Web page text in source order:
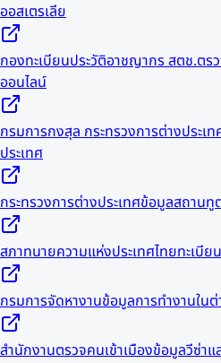
ออสเตรเลีย
กองทะเบียนประวัติอาชญากร สตช.ตร
ออนไลน์
กรมการกงสุล กระทรวงการต่างประเท
ประเทศ
กระทรวงการต่างประเทศข้อมูลสถานทู
สภาทนายความแห่งประเทศไทยทะเบีย
กรมการจัดหางานข้อมูลการทำงานในต่
สำนักงานตรวจคนเข้าเมืองข้อมูลวีซ่าแ